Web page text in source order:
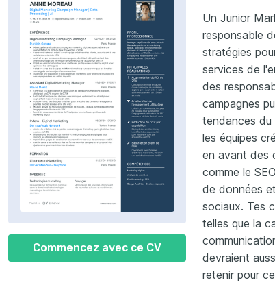
Commencez avec ce CV
Un Junior
responsable
stratégies
services de
des
campagnes
tendances
les équipes
en avant des
comme le
de données
sociaux. Tes
telles que la
devraient
retenir pour